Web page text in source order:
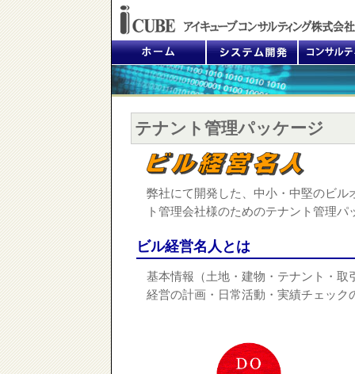
テナント管理パッケージ
弊社にて開発した、中小・中堅のビル
ト管理会社様のためのテナント管理パ
ビル経営名人とは
基本情報（土地・建物・テナント・取
経営の計画・日常活動・実績チェック